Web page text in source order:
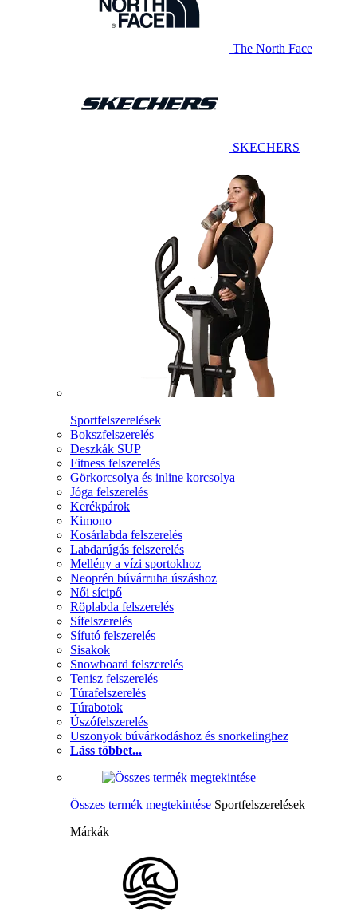
The North Face
SKECHERS
Sportfelszerelések
Bokszfelszerelés
Deszkák SUP
Fitness felszerelés
Görkorcsolya és inline korcsolya
Jóga felszerelés
Kerékpárok
Kimono
Kosárlabda felszerelés
Labdarúgás felszerelés
Mellény a vízi sportokhoz
Neoprén búvárruha úszáshoz
Női sícipő
Röplabda felszerelés
Sífelszerelés
Sífutó felszerelés
Sisakok
Snowboard felszerelés
Tenisz felszerelés
Túrafelszerelés
Túrabotok
Úszófelszerelés
Uszonyok búvárkodáshoz és snorkelinghez
Láss többet...
Összes termék megtekintése Sportfelszerelések
Márkák